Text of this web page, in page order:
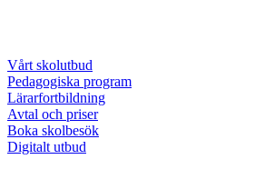
Vårt skolutbud
Pedagogiska program
Lärarfortbildning
Avtal och priser
Boka skolbesök
Digitalt utbud